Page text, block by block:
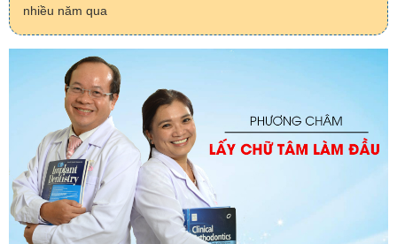
nhiều năm qua